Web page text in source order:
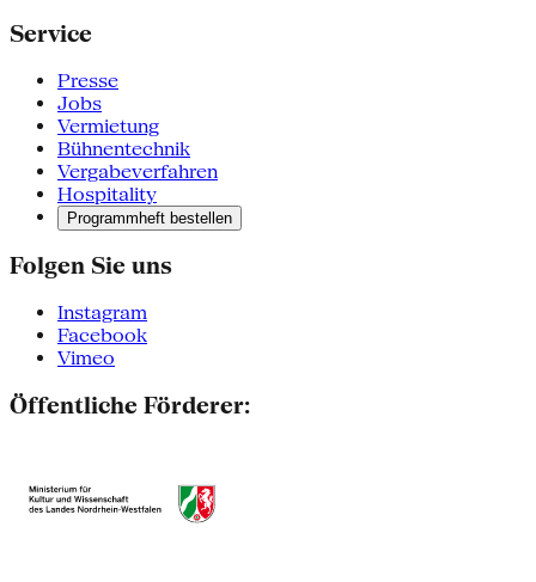
Service
Presse
Jobs
Vermietung
Bühnentechnik
Vergabeverfahren
Hospitality
Programmheft bestellen
Folgen Sie uns
Instagram
Facebook
Vimeo
Öffentliche Förderer: